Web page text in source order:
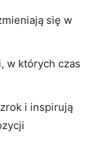
się ⁣w
w⁢ których ‍czas
i inspirują